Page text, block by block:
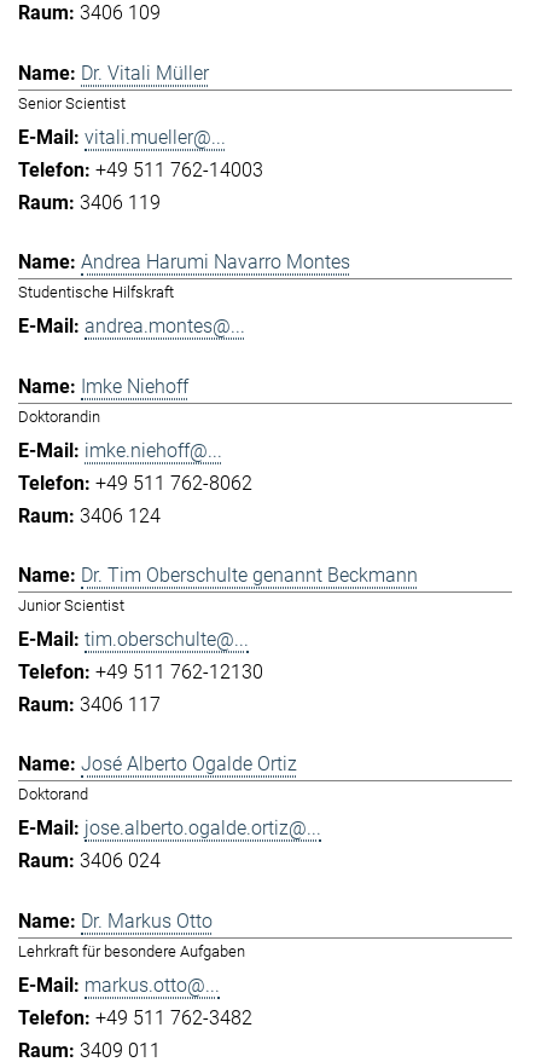
3406 109
Dr. Vitali Müller
Senior Scientist
vitali.mueller@...
+49 511 762-14003
3406 119
Andrea Harumi Navarro Montes
Studentische Hilfskraft
andrea.montes@...
Imke Niehoff
Doktorandin
imke.niehoff@...
+49 511 762-8062
3406 124
Dr. Tim Oberschulte genannt Beckmann
Junior Scientist
tim.oberschulte@...
+49 511 762-12130
3406 117
José Alberto Ogalde Ortiz
Doktorand
jose.alberto.ogalde.ortiz@...
3406 024
Dr. Markus Otto
Lehrkraft für besondere Aufgaben
markus.otto@...
+49 511 762-3482
3409 011